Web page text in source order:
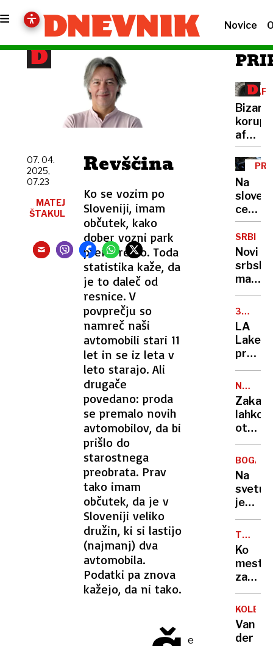
Novice
Revščina
Ko se vozim po
Sloveniji, imam
občutek, kako
dober vozni park
premoremo. Toda
statistika kaže, da
je to daleč od
resnice. V
povprečju so
namreč naši
avtomobili stari 11
let in se iz leta v
leto starajo. Ali
drugače
povedano: proda
se premalo novih
avtomobilov, da bi
prišlo do
starostnega
preobrata. Prav
tako imam
občutek, da je v
Sloveniji veliko
družin, ki si lastijo
(najmanj) dva
avtomobila.
Podatki pa znova
kažejo, da ni tako.
07. 04.
2025,
07.23
MATEJ
ŠTAKUL
e
afera:
Sodni
pregon
že
za
bo
nihče
Na
cestah
umrli
tudi
trije
otroci,
stari
do
14
let
SRBIJA
Novi
srbski
ne
bo
pač
pa
Macut
30
TOČK
LA
Lakers
ekipo
lige,
Dončić
blestel
Zakaj
lahko
otrok
ostane
brez
cepiva
proti
Na
svetu
je
3028
je
med
njimi
kakšen
ZA
JAVNO
Ko
mesto
kot
mačke
velike
Van
der